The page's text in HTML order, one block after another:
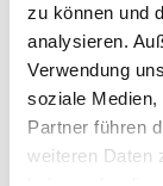
zu können und
analysieren.
Verwendung
soziale Medien,
Partner führen
weiteren Daten
Musik ist ein